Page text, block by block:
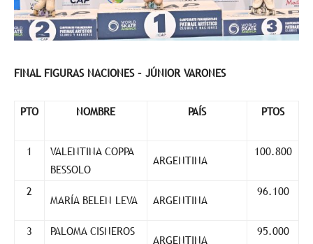
FINAL FIGURAS NACIONES – JÚNIOR VARONES
PTO NOMBRE PAÍS PTOS
1
VALENTINA COPPA
BESSOLO
ARGENTINA
100.800
2
MARÍA BELEN LEVA ARGENTINA
96.100
3
PALOMA CISNEROS
ARGENTINA
95.000